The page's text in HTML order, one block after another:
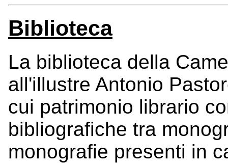
Biblioteca
La biblioteca della
all'illustre Antonio
cui patrimonio librario
bibliografiche tra
monografie presenti in